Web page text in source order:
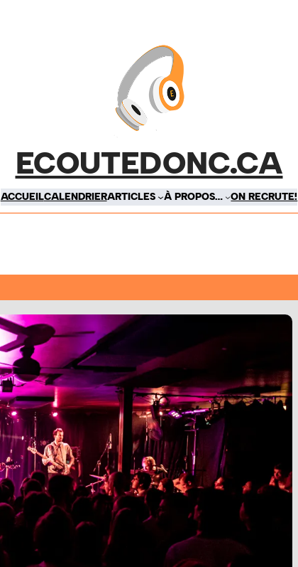
ECOUTEDONC.CA
ACCUEILCALENDRIERARTICLES À PROPOS… ON RECRUTE!